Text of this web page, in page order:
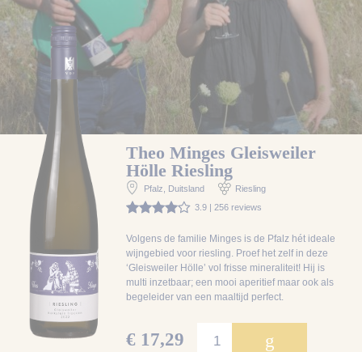
Theo Minges Gleisweiler
Hölle Riesling
Pfalz , Duitsland
Riesling
3.9 | 256 reviews
Volgens de familie Minges is de Pfalz hét ideale
wijngebied voor riesling. Proef het zelf in deze
‘Gleisweiler Hölle’ vol frisse mineraliteit! Hij is
multi inzetbaar; een mooi aperitief maar ook als
begeleider van een maaltijd perfect.
€ 17,29 g